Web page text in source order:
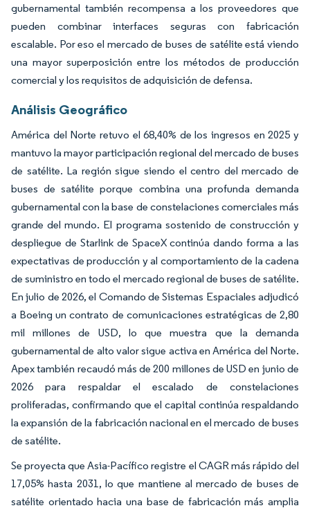
gubernamental también recompensa a los proveedores que
pueden combinar interfaces seguras con fabricación
escalable. Por eso el mercado de buses de satélite está viendo
una mayor superposición entre los métodos de producción
comercial y los requisitos de adquisición de defensa.
Análisis Geográfico
América del Norte retuvo el 68,40% de los ingresos en 2025 y
mantuvo la mayor participación regional del mercado de buses
de satélite. La región sigue siendo el centro del mercado de
buses de satélite porque combina una profunda demanda
gubernamental con la base de constelaciones comerciales más
grande del mundo. El programa sostenido de construcción y
despliegue de Starlink de SpaceX continúa dando forma a las
expectativas de producción y al comportamiento de la cadena
de suministro en todo el mercado regional de buses de satélite.
En julio de 2026, el Comando de Sistemas Espaciales adjudicó
a Boeing un contrato de comunicaciones estratégicas de 2,80
mil millones de USD, lo que muestra que la demanda
gubernamental de alto valor sigue activa en América del Norte.
Apex también recaudó más de 200 millones de USD en junio de
2026 para respaldar el escalado de constelaciones
proliferadas, confirmando que el capital continúa respaldando
la expansión de la fabricación nacional en el mercado de buses
de satélite.
Se proyecta que Asia-Pacífico registre el CAGR más rápido del
17,05% hasta 2031, lo que mantiene al mercado de buses de
satélite orientado hacia una base de fabricación más amplia